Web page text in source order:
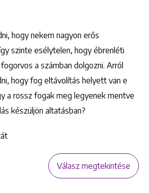
hogy nekem nagyon erős
szinte esélytelen, hogy ébrenléti
a számban dolgozni. Arról
hogy fog eltávolítás helyett van e
a rossz fogak meg legyenek mentve
készüljön altatásban?
Válasz megtekintése